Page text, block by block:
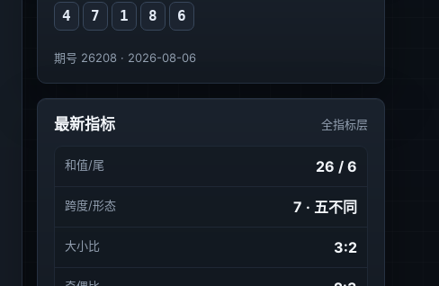
4 7 1 8 6
期号 26208 · 2026-08-06
最新指标 全指标层
和值/尾 26 / 6
跨度/形态 7 · 五不同
大小比 3:2